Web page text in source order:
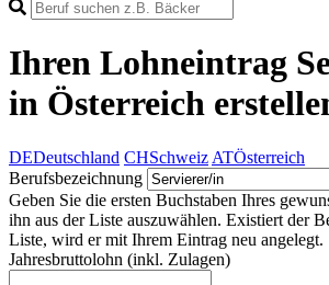
Ihren Lohneintrag
in Österreich
DEDeutschland CHSchweiz ATÖsterreich
Berufsbezeichnung
Geben Sie die ersten Buchstaben Ihres
ihn aus der Liste auszuwählen. Existiert der
Liste, wird er mit Ihrem Eintrag neu angelegt.
Jahresbruttolohn (inkl. Zulagen)